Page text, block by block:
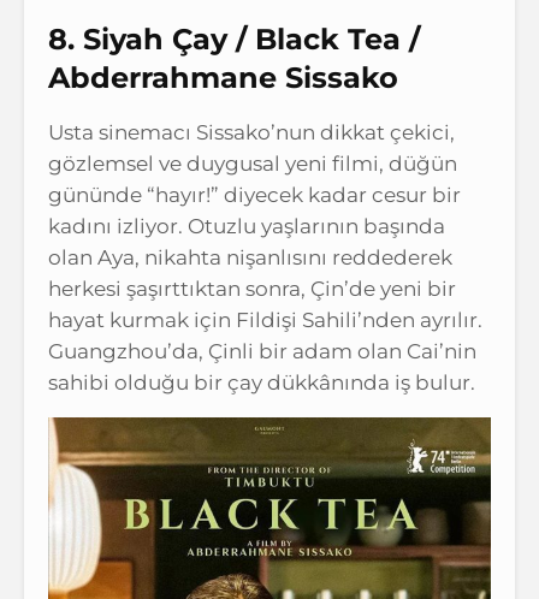
8. Siyah Çay / Black Tea /
Abderrahmane Sissako
Usta sinemacı Sissako’nun dikkat çekici,
gözlemsel ve duygusal yeni filmi, düğün
gününde “hayır!” diyecek kadar cesur bir
kadını izliyor. Otuzlu yaşlarının başında
olan Aya, nikahta nişanlısını reddederek
herkesi şaşırttıktan sonra, Çin’de yeni bir
hayat kurmak için Fildişi Sahili’nden ayrılır.
Guangzhou’da, Çinli bir adam olan Cai’nin
sahibi olduğu bir çay dükkânında iş bulur.